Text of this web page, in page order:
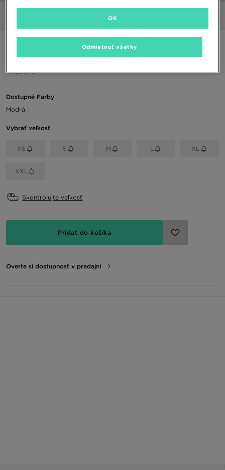
ADIDAS NOHAVICE MATCH FOOTBALL TRACK PANTS
40,00 €
Dostupné Farby
Modrá
Vybrať veľkosť
XS S M L XL
XXL
Skontrolujte veľkosť
Pridať do košíka
Overte si dostupnosť v predajni
Odmietnuť všetky
OK